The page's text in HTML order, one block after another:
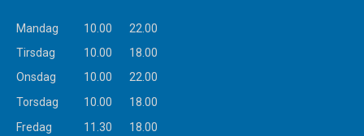
Mandag 10.00
22.00
Tirsdag
10.00
18.00
Onsdag
10.00
22.00
Torsdag
10.00
18.00
Fredag
11.30
18.00